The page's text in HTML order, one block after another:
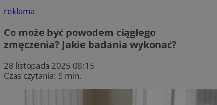
reklama
Co może być powodem ciągłego
zmęczenia? Jakie badania wykonać?
28 listopada 2025 08:15
Czas czytania: 9 min.